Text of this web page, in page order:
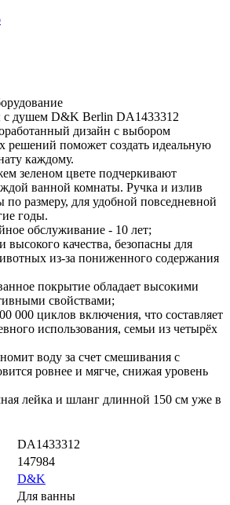
с душем D&K Berlin DA1433312
дизайн с выбором
решений поможет создать идеальную
каждому.
зеленом цвете подчеркивают
ванной комнаты. Ручка и излив
размеру, для удобной повседневной
годы.
обслуживание - 10 лет;
высокого качества, безопасны для
из-за пониженного содержания
покрытие обладает высокими
свойствами;
000 циклов включения, что составляет
использования, семьи из четырёх
воду за счет смешивания с
ровнее и мягче, снижая уровень
лейка и шланг длинной 150 см уже в
DA1433312
147984
D&K
Для ванны